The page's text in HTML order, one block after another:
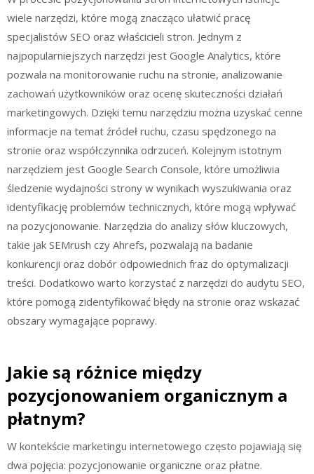
wiele narzędzi, które mogą znacząco ułatwić pracę
specjalistów SEO oraz właścicieli stron. Jednym z
najpopularniejszych narzędzi jest Google Analytics, które
pozwala na monitorowanie ruchu na stronie, analizowanie
zachowań użytkowników oraz ocenę skuteczności działań
marketingowych. Dzięki temu narzędziu można uzyskać cenne
informacje na temat źródeł ruchu, czasu spędzonego na
stronie oraz współczynnika odrzuceń. Kolejnym istotnym
narzędziem jest Google Search Console, które umożliwia
śledzenie wydajności strony w wynikach wyszukiwania oraz
identyfikację problemów technicznych, które mogą wpływać
na pozycjonowanie. Narzędzia do analizy słów kluczowych,
takie jak SEMrush czy Ahrefs, pozwalają na badanie
konkurencji oraz dobór odpowiednich fraz do optymalizacji
treści. Dodatkowo warto korzystać z narzędzi do audytu SEO,
które pomogą zidentyfikować błędy na stronie oraz wskazać
obszary wymagające poprawy.
Jakie są różnice między
pozycjonowaniem organicznym a
płatnym?
W kontekście marketingu internetowego często pojawiają się
dwa pojęcia: pozycjonowanie organiczne oraz płatne.